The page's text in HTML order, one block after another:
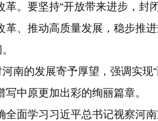
。要坚持“开放带来进步，封
、推动高质量发展，稳步推
的发展寄予厚望，强调实现
中原更加出彩的绚丽篇章。
学习习近平总书记视察河